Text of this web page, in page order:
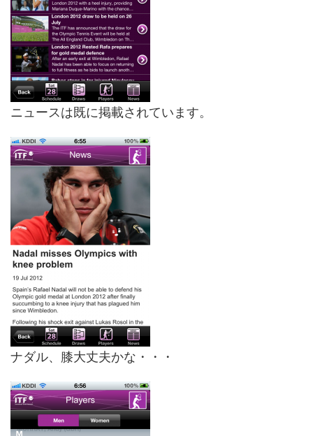
ニュースは既に掲載されています。
ナダル、膝大丈夫かな・・・